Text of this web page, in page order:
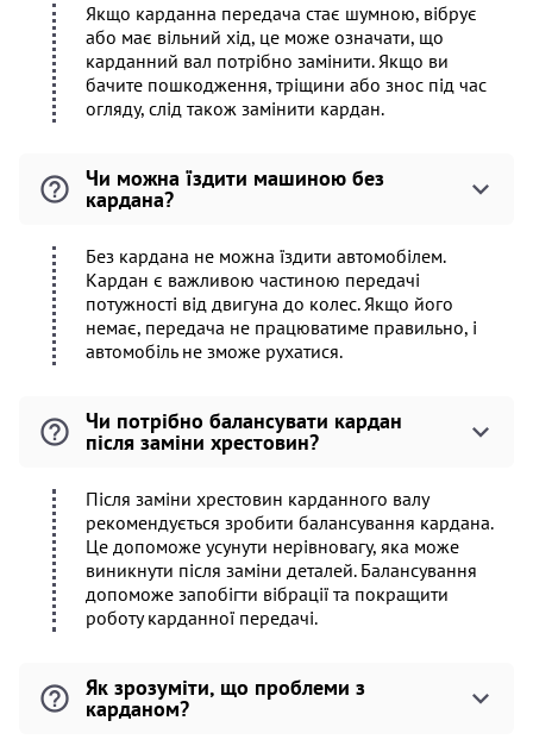
Якщо карданна передача стає шумною, вібрує
або має вільний хід, це може означати, що
карданний вал потрібно замінити. Якщо ви
бачите пошкодження, тріщини або знос під час
огляду, слід також замінити кардан.
Чи можна їздити машиною без
кардана?
Без кардана не можна їздити автомобілем.
Кардан є важливою частиною передачі
потужності від двигуна до колес. Якщо його
немає, передача не працюватиме правильно, і
автомобіль не зможе рухатися.
Чи потрібно балансувати кардан
після заміни хрестовин?
Після заміни хрестовин карданного валу
рекомендується зробити балансування кардана.
Це допоможе усунути нерівновагу, яка може
виникнути після заміни деталей. Балансування
допоможе запобігти вібрації та покращити
роботу карданної передачі.
Як зрозуміти, що проблеми з
карданом?